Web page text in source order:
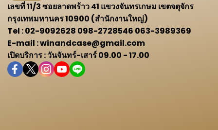
เลขที่ 11/3 ซอยลาดพร้าว 41 แขวงจันทรเกษม เขตจตุจักร
กรุงเทพมหานคร 10900 (สำนักงานใหญ่)
Tel : 02-9092628 098-2728546 063-3989369
E-mail : winandcase@gmail.com
เปิดบริการ : วันจันทร์-เสาร์ 09.00 - 17.00